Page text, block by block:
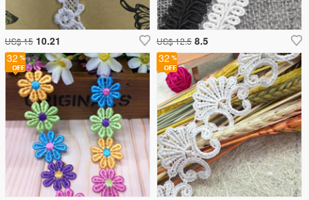
US$ 12.5 8.5
32 32
US$ 15 10.21